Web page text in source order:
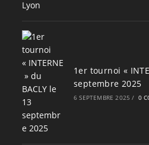
1er tournoi «
septembre 2025
6 SEPTEMBRE 2025 / 0